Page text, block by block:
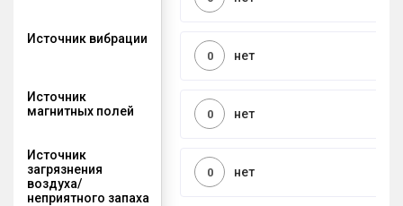
Источник вибрации
нет
0
Источник
магнитных полей
нет
0
Источник
загрязнения
воздуха/
неприятного запаха
нет
0